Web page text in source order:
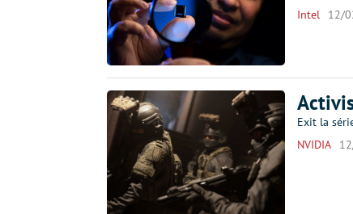
Intel
12/
Exit la
NVIDIA